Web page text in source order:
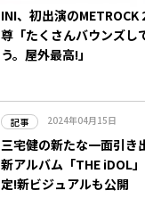
INI、初出演の
尊「たくさんバウンズし
う。屋外最高!」
記事 2024年04月15日
三宅健の新たな一面引き
新アルバム「THE iDOL
定!新ビジュアルも公開